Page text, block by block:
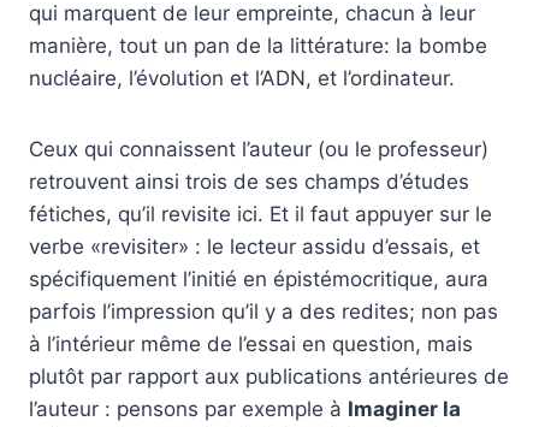
qui marquent de leur empreinte, chacun à leur
manière, tout un pan de la littérature: la bombe
nucléaire, l’évolution et l’ADN, et l’ordinateur.
Ceux qui connaissent l’auteur (ou le professeur)
retrouvent ainsi trois de ses champs d’études
fétiches, qu’il revisite ici. Et il faut appuyer sur le
verbe «revisiter» : le lecteur assidu d’essais, et
spécifiquement l’initié en épistémocritique, aura
parfois l’impression qu’il y a des redites; non pas
à l’intérieur même de l’essai en question, mais
plutôt par rapport aux publications antérieures de
l’auteur : pensons par exemple à Imaginer la